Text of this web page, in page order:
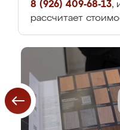
8 (926) 409-68-13,
рассчитает